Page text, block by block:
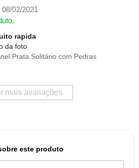
08/02/2021
rapida
da foto
Prata Solitário com Pedras
mais avaliações
este produto